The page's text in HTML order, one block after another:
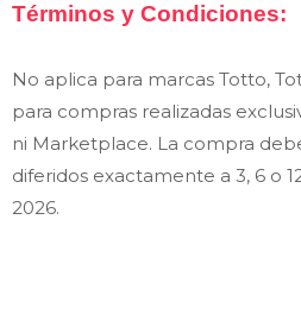
Términos y Condiciones:
No aplica para marcas Totto,
para compras realizadas
ni Marketplace. La compra
diferidos exactamente a 3, 6 o
2026.